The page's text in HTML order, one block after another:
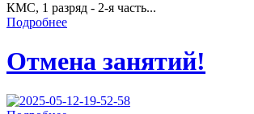
КМС, 1 разряд - 2-я часть...
Подробнее
Отмена занятий!